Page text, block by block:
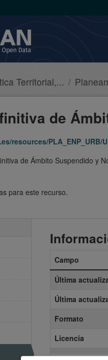
Territorial,...
de
resources/PLA_ENP_URB/
de Ámbito Suspendido y
para este recurso.
Campo
Última
Última
Formato
Licencia